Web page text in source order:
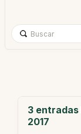
3 entradas
2017